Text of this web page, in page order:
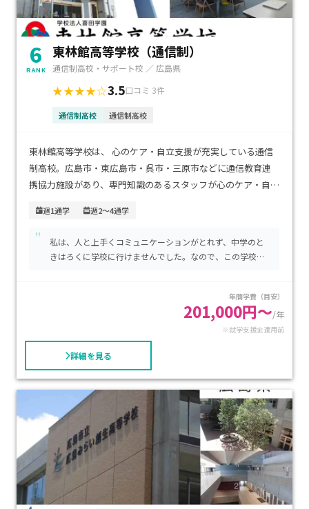
6
RANK
東林館高等学校（通信制）
通信制高校・サポート校 ／ 広島県
★★★★☆3.5口コミ 3件
通信制高校 通信制高校
東林館高等学校は、 心のケア・自立支援が充実している通信
制高校。広島市・東広島市・呉市・三原市などに通信教育連
携協力施設があり、専門知識のあるスタッフが心のケア・自立
の卒業率は95％となっています。
週1日～登校日が選べる通学コース、毎日登校し大学受験を目
ます。進学実績には、広島大学をはじめとした国公立大学をは
じめ、同志社大学などの私立大学などがあります。
週1通学 週2～4通学
"
私は、人と上手くコミュニケーションがとれず、中学のと
きはろくに学校に行けませんでした。なので、この学校に
で、通いやすかったです。また、人との交流に関しては、
ものすごく手厚くサポートしてくれる(初めての場所では担
任の先生が付き添ってくれるなど)ので、人見知りでも安心
です。
年間学費（目安）
201,000円～/年
※就学支援金適用前
詳細を見る